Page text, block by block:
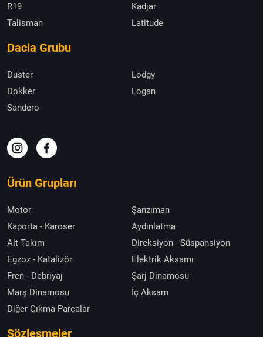
R19
Kadjar
Talisman
Latitude
Dacia Grubu
Duster
Lodgy
Dokker
Logan
Sandero
Ürün Grupları
Motor
Şanzıman
Kaporta - Karoser
Aydınlatma
Alt Takım
Direksiyon - Süspansiyon
Egzoz - Katalizör
Elektrik Aksamı
Fren - Debriyaj
Şarj Dinamosu
Marş Dinamosu
İç Aksam
Diğer Çıkma Parçalar
Sözleşmeler